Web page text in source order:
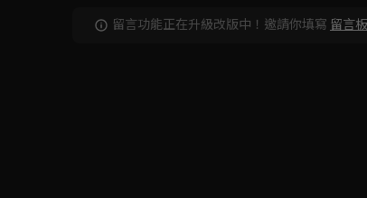
留言功能正在升級改版中！邀請你填寫 留言